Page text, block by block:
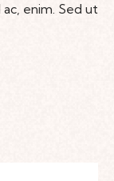
enim. Sed ut